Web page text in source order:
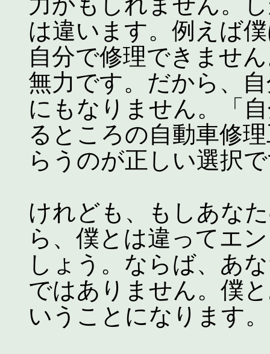
は違います。例えば
自分で修理できませ
無力です。だから、
にもなりません。「
るところの自動車修
らうのが正しい選択
けれども、もしあな
ら、僕とは違ってエ
しょう。ならば、あ
ではありません。僕
いうことになります。